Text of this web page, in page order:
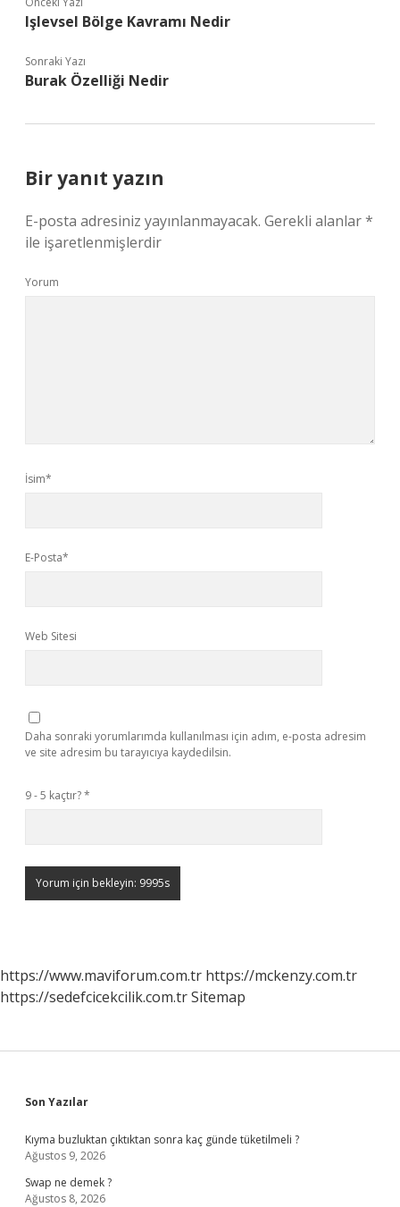
Işlevsel Bölge Kavramı Nedir
Sonraki Yazı
Burak Özelliği Nedir
Bir yanıt yazın
E-posta adresiniz yayınlanmayacak. Gerekli alanlar*
ile işaretlenmişlerdir
Yorum
İsim*
E-Posta*
Web Sitesi
Daha sonraki yorumlarımda kullanılması için adım, e-posta adresim
ve site adresim bu tarayıcıya kaydedilsin.
9 - 5 kaçtır?*
https://www.maviforum.com.tr https://mckenzy.com.tr
https://sedefcicekcilik.com.trSitemap
Sidebar
Son Yazılar
Kıyma buzluktan çıktıktan sonra kaç günde tüketilmeli ?
Ağustos 9, 2026
Swap ne demek ?
Ağustos 8, 2026